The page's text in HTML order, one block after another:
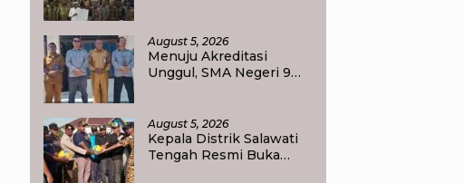
Kelola Pertanahan dan
Ekonomi Daerah
August 5, 2026
Menuju Akreditasi
Unggul, SMA Negeri 9
Pendidikan
August 5, 2026
Kepala Distrik Salawati
Tengah Resmi Buka